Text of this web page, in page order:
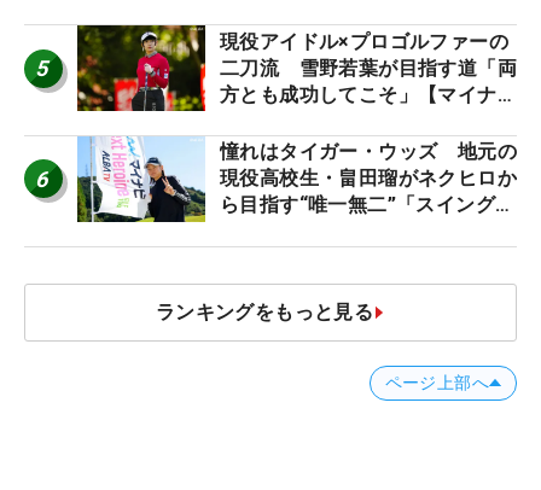
5
現役アイドル×プロゴルファーの
二刀流 雪野若葉が目指す道「両
方とも成功してこそ」【マイナビ
6
憧れはタイガー・ウッズ 地元の
現役高校生・畠田瑠がネクヒロか
ら目指す“唯一無二”「スイングは
ランキングをもっと見る
ページ上部へ